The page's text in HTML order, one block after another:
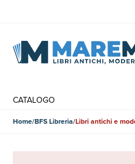
CATALOGO
Home BFS Libreria Libri antichi e